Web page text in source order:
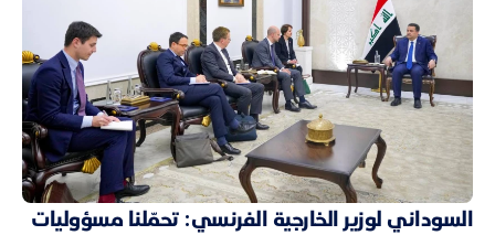
السوداني لوزير الخارجية الفرنسي: تحمّلنا مسؤوليات